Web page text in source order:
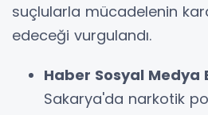
suçlularla mücadelenin
edeceği vurgulandı.
Haber Sosyal Medya
Sakarya'da narkotik